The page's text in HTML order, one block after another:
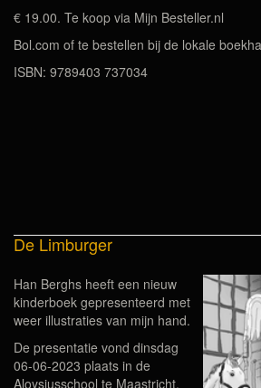
€ 19.00. Te koop via Mijn Besteller.nl
Bol.com of te bestellen bij de lokale
ISBN: 9789403 737034
De Limburger
Han Berghs heeft een nieuw
kinderboek gepresenteerd met
weer illustraties van mijn hand.
De presentatie vond dinsdag
06-06-2023 plaats in de
Aloysiusschool te Maastricht.